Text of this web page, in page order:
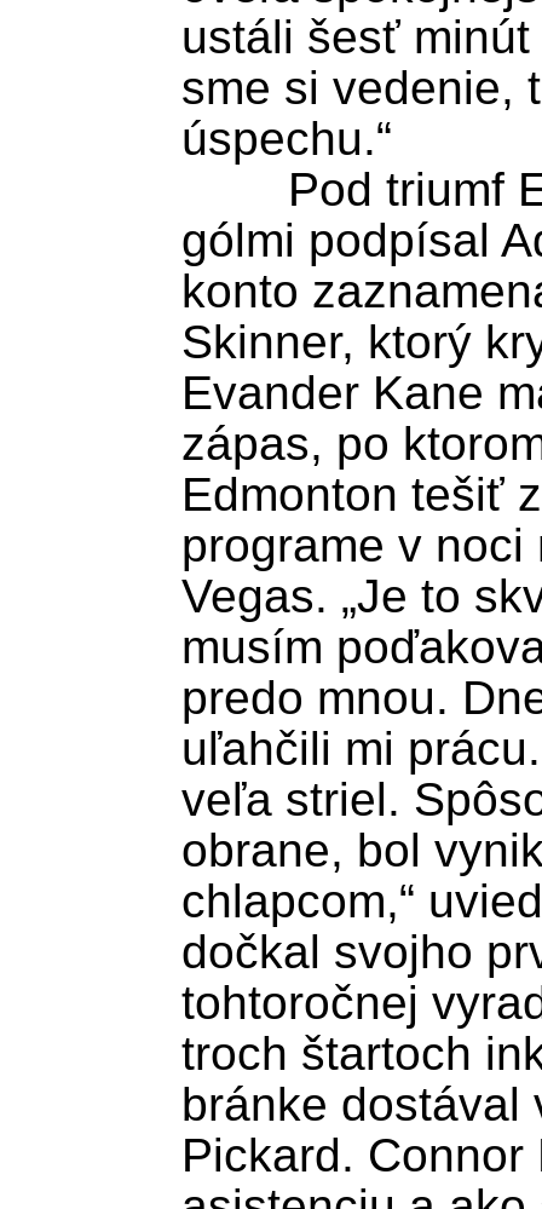
ustáli šesť
sme si vedenie,
úspechu.“
gólmi podpísal
konto
Skinner, ktorý
Evander Kane
zápas, po
Edmonton tešiť
programe v
Vegas. „Je to
musím
predo mnou.
uľahčili mi
veľa striel.
obrane, bol
chlapcom,“
dočkal svojho
tohtoročnej
troch štartoch
bránke dostával
Pickard. Connor